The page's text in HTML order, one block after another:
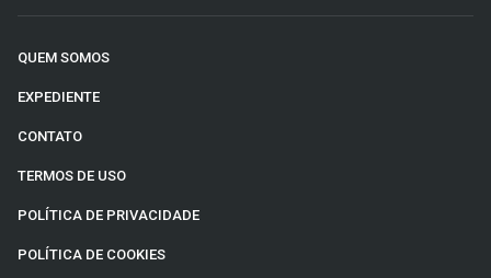
QUEM SOMOS
EXPEDIENTE
CONTATO
TERMOS DE USO
POLÍTICA DE PRIVACIDADE
POLÍTICA DE COOKIES